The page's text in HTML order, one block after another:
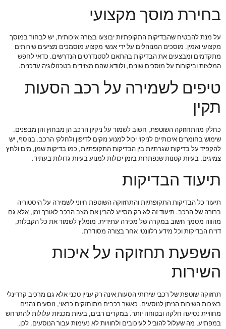
בחירת מוסך מקצועי
על מנת להבטיח שהבדיקות התקופתיות יבוצעו בצורה איכותית, יש לבחור במוסך
מקצועי ואמין. מוסכים המנוהלים על ידי אנשי מקצוע מוסמכים מציעים שירותים
מתקדמים ומבצעים את הבדיקות בהתאם לסטנדרטים הנדרשים. כדאי לחפש
המלצות וביקורות על מוסכים שונים, ולוודא שהם מצוידים בטכנולוגיה עדכנית.
טיפים לשמירה על רכב הסעות
תקין
כחלק מהתחזוקה השוטפת, חשוב לשמור על ניקיון הרכב הן מבחוץ והן מבפנים.
שימוש בחומרים איכותיים לניקוי יכול למנוע נזקים לדיפון ולחלקי הרכב. בנוסף, יש
להקפיד על בדיקות שגרתיות בין הבדיקות התקופתיות, כמו בדיקות שמן, מים ולחץ
צמיגים. בעיות קטנות שנפתרות בזמן יכולות למנוע בעיות גדולות בעתיד.
תיעוד הבדיקות
תיעוד כל הבדיקות התקופתיות והתחזוקה השוטפת חיוני לשמירה על היסטוריה
ברורה של הרכב. תיעוד זה לא רק מסייע להבין את מצב הרכב לאורך זמן, אלא גם
מהווה מסמך חשוב במקרה של מכירה עתידית. מומלץ לשמור את כל הקבלות,
דו"ח הבדיקות וכל מידע רלוונטי אחר בצורה מסודרת.
השפעת תחזוקה על איכות
השירות
תחזוקה שוטפת של רכבי שירותי הסעות אינה רק עניין טכני אלא גם מרכיב קרדינלי
באיכות השירות הניתן לנוסעים. כאשר רכבים מתוחזקים כראוי, נוסעים נהנים
מחוויית נסיעה חלקה ובטוחה יותר. במקרים רבים, בעיות מכניות עלולות להתרחש
במפתיע, מה שעלול להוביל לעיכובים ולחוויות לא נעימות עבור הנוסעים. לכן,